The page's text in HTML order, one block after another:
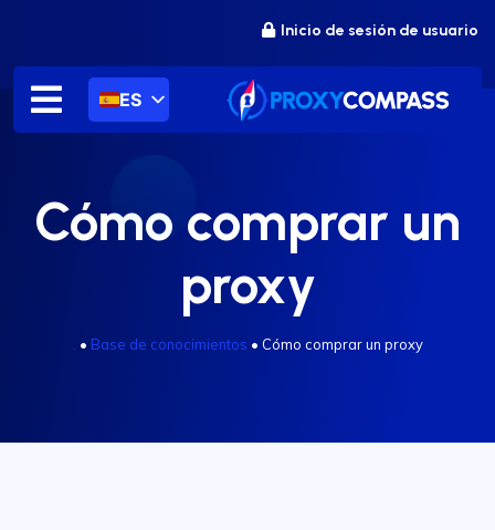
contenido
Inicio de sesión de usuario
ES
Cómo comprar un
proxy
• Base de conocimientos • Cómo comprar un proxy